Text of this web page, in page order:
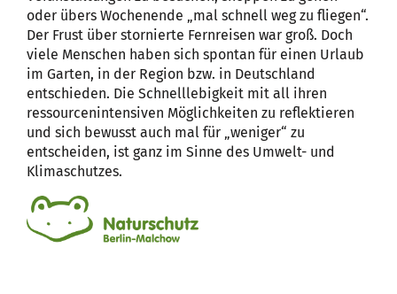
oder übers Wochenende „mal schnell weg zu fliegen“.
Der Frust über stornierte Fernreisen war groß. Doch
viele Menschen haben sich spontan für einen Urlaub
im Garten, in der Region bzw. in Deutschland
entschieden. Die Schnelllebigkeit mit all ihren
ressourcenintensiven Möglichkeiten zu reflektieren
und sich bewusst auch mal für „weniger“ zu
entscheiden, ist ganz im Sinne des Umwelt- und
Klimaschutzes.